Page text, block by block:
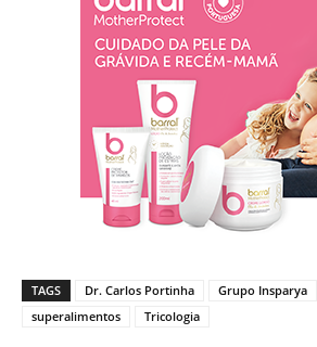
TAGS Dr. Carlos Portinha Grupo Insparya
superalimentos
Tricologia